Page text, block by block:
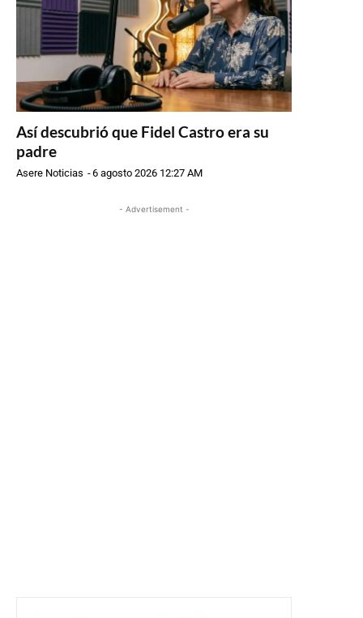
Así descubrió que Fidel Castro era su
padre
Asere Noticias -6 agosto 2026 12:27 AM
- Advertisement -